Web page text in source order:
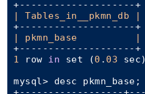
| Tables_in__pkmn_db |
| pkmn_base          |
1 row in set (0 . 03 sec)
mysql> desc pkmn_base;